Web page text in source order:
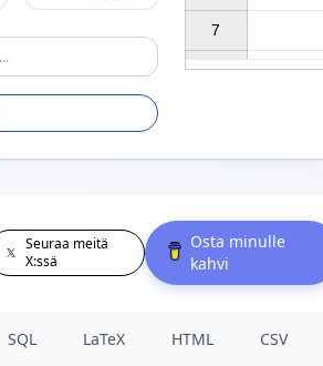
7
Seuraa meitä
X:ssä
Osta minulle
kahvi
SQL LaTeX HTML CSV